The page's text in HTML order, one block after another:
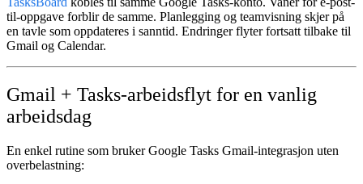
til-oppgave forblir de samme. Planlegging og teamvisning skjer på
en tavle som oppdateres i sanntid. Endringer flyter fortsatt tilbake til
Gmail og Calendar.
Gmail + Tasks-arbeidsflyt for en vanlig
arbeidsdag
En enkel rutine som brukerGoogle Tasks Gmail-integrasjon uten
overbelastning: